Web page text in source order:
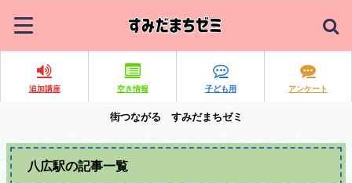
追加講座 空き情報 子ども用 アンケート
街つながる すみだまちゼミ
八広駅の記事一覧